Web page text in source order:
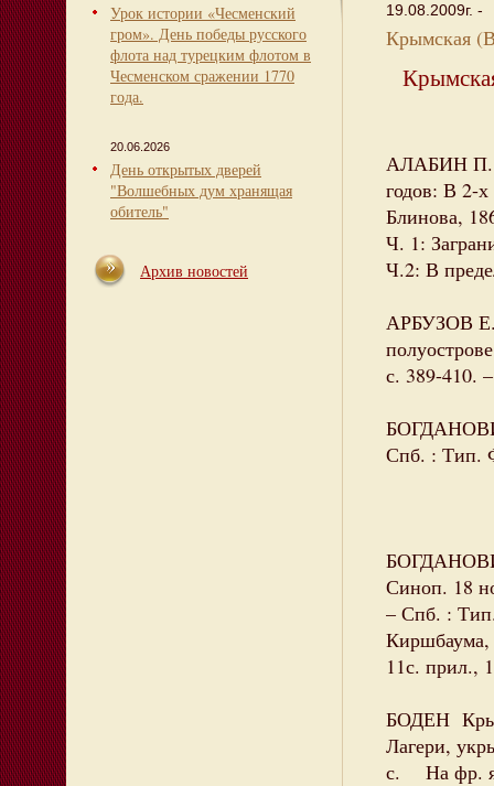
Урок истории «Чесменский
гром». День победы русского
флота над турецким флотом в
Чесменском сражении 1770
года.
20.06.2026
День открытых дверей
"Волшебных дум хранящая
обитель"
Архив новостей
19.08.2009г. -
Крымская
АЛАБИН П.
годов: В 2-
Блинова,
Ч. 1:
Ч.2: В
АРБУЗОВ Е.
с. 389-410.
Спб. : Тип.
Синоп. 18
– Спб. :
Киршбаума,
11с. прил.,
БОДЕН
Лагери,
с. На фр.